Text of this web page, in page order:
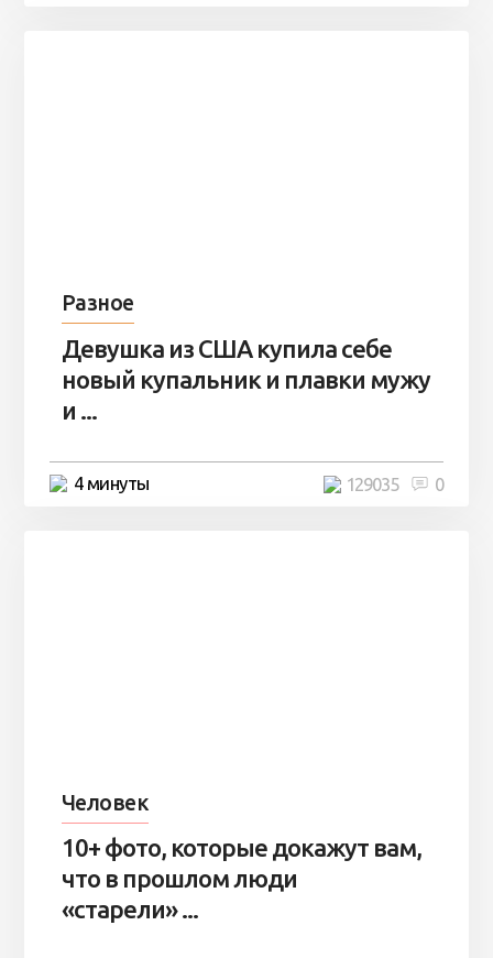
Разное
Девушка из США купила себе
новый купальник и плавки мужу
и ...
4 минуты 0
129035
Человек
10+ фото, которые докажут вам,
что в прошлом люди
«старели» ...